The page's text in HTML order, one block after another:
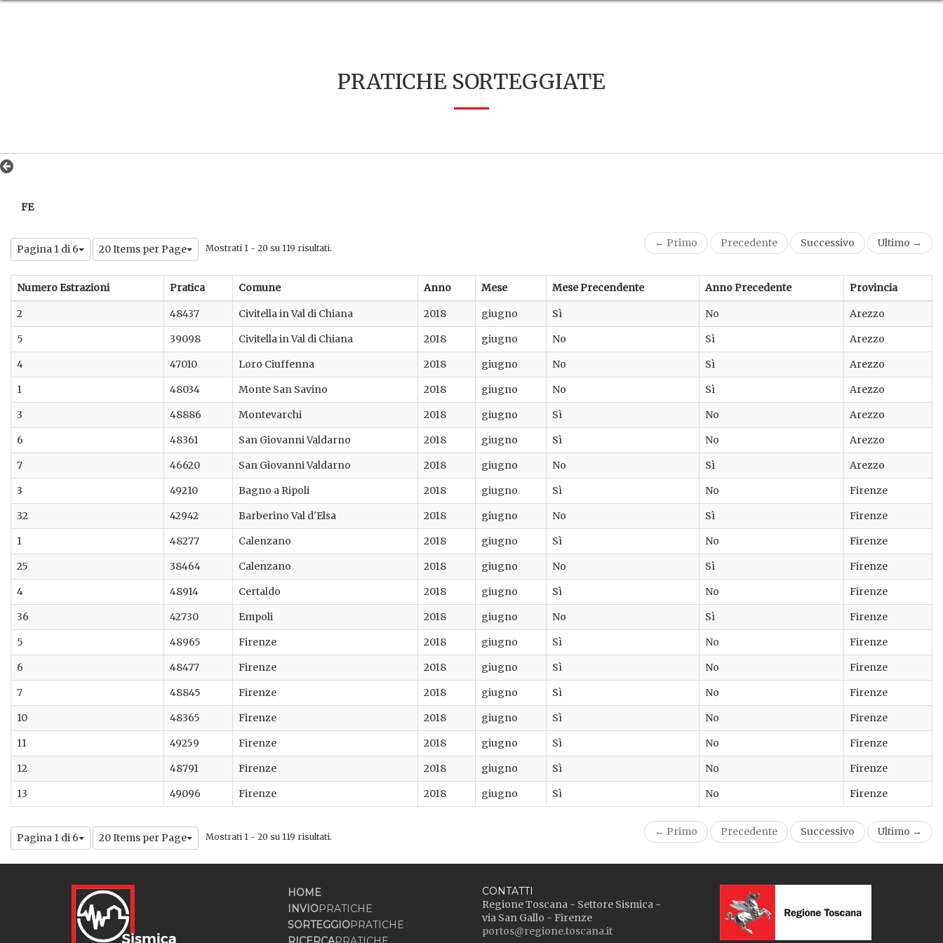
PRATICHE SORTEGGIATE
FE
Pagina 1 di 6 20 Items per Page Mostrati 1 - 20 su 119 risultati. ← Primo Precedente Successivo Ultimo →
Numero Estrazioni Pratica Comune Anno Mese Mese Precendente Anno Precedente Provincia
2 48437 Civitella in Val di Chiana 2018 giugno Sì No
Arezzo
5
39098 Civitella in Val di Chiana 2018 giugno No Sì
Arezzo
4
47010 Loro Ciuffenna 2018 giugno No Sì
Arezzo
1
48034 Monte San Savino 2018 giugno No Sì
Arezzo
3
48886 Montevarchi 2018 giugno Sì No
Arezzo
6
48361 San Giovanni Valdarno 2018 giugno Sì No
Arezzo
7
46620 San Giovanni Valdarno 2018 giugno No Sì
Arezzo
3
49210 Bagno a Ripoli 2018 giugno Sì No
Firenze
32
42942 Barberino Val d'Elsa 2018 giugno No Sì
Firenze
1
48277 Calenzano 2018 giugno Sì No
Firenze
25
38464 Calenzano 2018 giugno No Sì
Firenze
4
48914 Certaldo 2018 giugno Sì No
Firenze
36
42730 Empoli 2018 giugno No Sì
Firenze
5
48965 Firenze 2018 giugno Sì No
Firenze
6
48477 Firenze 2018 giugno Sì No
Firenze
7
48845 Firenze 2018 giugno Sì No
Firenze
10
48365 Firenze 2018 giugno Sì No
Firenze
11
49259 Firenze 2018 giugno Sì No
Firenze
12
48791 Firenze 2018 giugno Sì No
Firenze
13
49096 Firenze 2018 giugno Sì No Firenze
Pagina 1 di 6 20 Items per Page Mostrati 1 - 20 su 119 risultati. ← Primo Precedente Successivo Ultimo →
HOME
INVIOPRATICHE
SORTEGGIOPRATICHE
CONTATTI
Regione Toscana - Settore Sismica -
via San Gallo - Firenze
portos@regione.toscana.it